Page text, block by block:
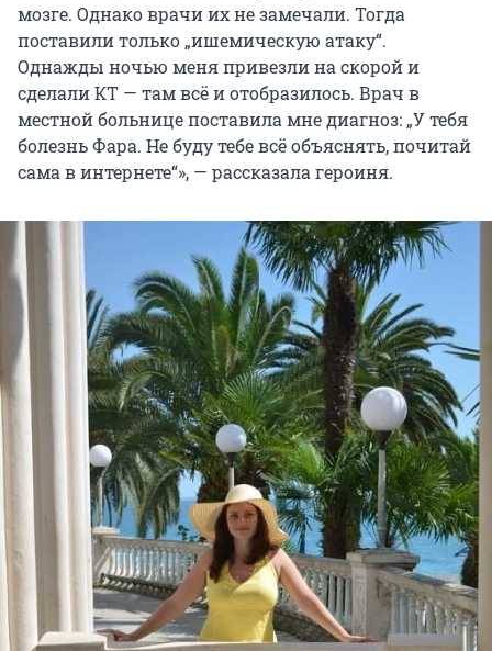
мозге. Однако врачи их не замечали. Тогда
поставили только „ишемическую атаку“.
Однажды ночью меня привезли на скорой и
сделали КТ — там всё и отобразилось. Врач в
местной больнице поставила мне диагноз: „У тебя
болезнь Фара. Не буду тебе всё объяснять, почитай
сама в интернете“», — рассказала героиня.